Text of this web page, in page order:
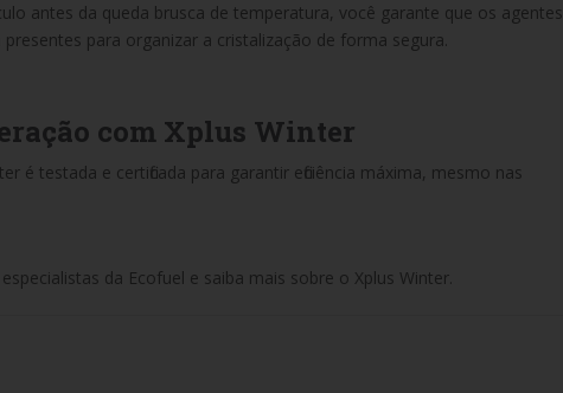
antes da queda brusca de temperatura, você garante que os agentes
para organizar a cristalização de forma segura.
com Xplus Winter
é testada e certificada para garantir eficiência máxima, mesmo nas
da Ecofuel e saiba mais sobre o Xplus Winter.